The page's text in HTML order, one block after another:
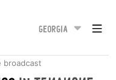
Georgia
broadcast